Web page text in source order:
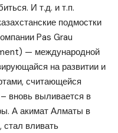
И т.д. и т.п.
подмостки
Pas Grau
— международной
на развитии и
считающейся
вновь выливается в
А акимат Алматы в
стал вливать